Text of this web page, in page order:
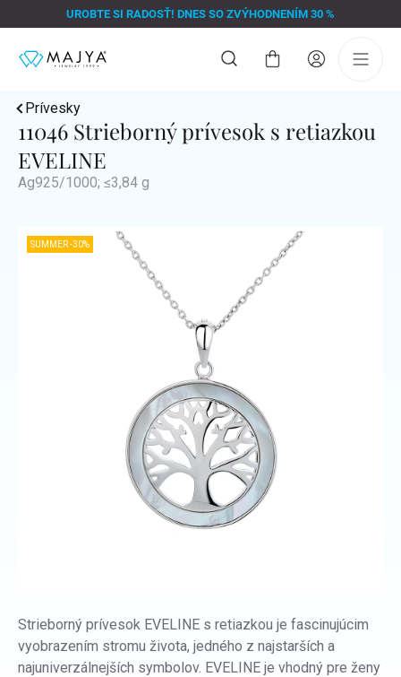
na
UROBTE SI RADOSŤ! DNES SO ZVÝHODNENÍM 30 %
Nákupný
Prívesky
11046 Strieborný prívesok s retiazkou
EVELINE
Ag925/1000; ≤3,84 g
SUMMER -30%
Strieborný prívesok EVELINE s retiazkou je fascinujúcim
vyobrazením stromu života, jedného z najstarších a
najuniverzálnejších symbolov. EVELINE je vhodný pre ženy